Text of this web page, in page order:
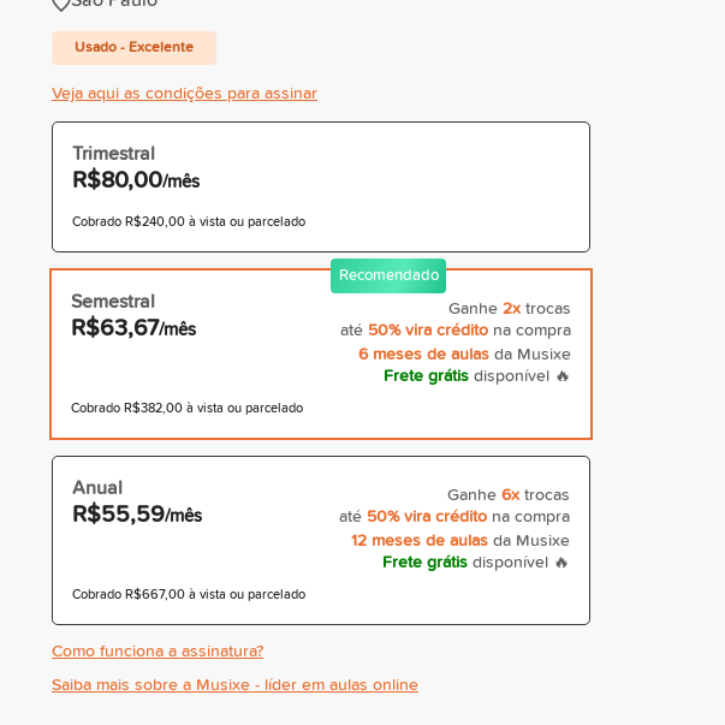
Usado - Excelente
Veja aqui as condições para assinar
Trimestral
R$80,00/mês
Cobrado R$240,00 à vista ou parcelado
Recomendado
Ganhe 2x trocas
até 50% vira crédito na compra
6 meses de aulas da Musixe
Frete grátis disponível 🔥
Semestral
R$63,67/mês
Cobrado R$382,00 à vista ou parcelado
Ganhe 6x trocas
até 50% vira crédito na compra
12 meses de aulas da Musixe
Frete grátis disponível 🔥
Anual
R$55,59/mês
Cobrado R$667,00 à vista ou parcelado
Como funciona a assinatura?
Saiba mais sobre a Musixe - líder em aulas online